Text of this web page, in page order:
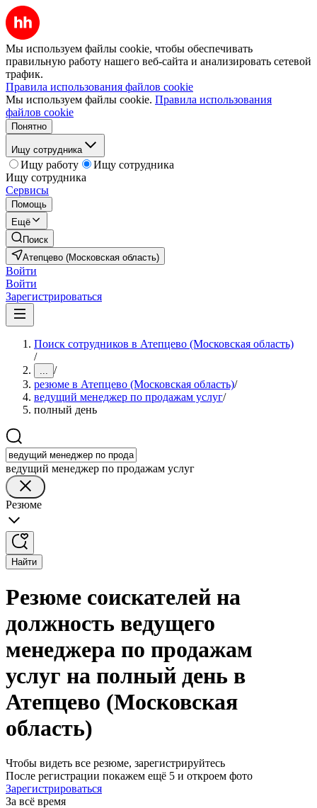
Мы используем файлы cookie, чтобы обеспечивать
правильную работу нашего веб-сайта и анализировать сетевой
трафик.
Правила использования файлов cookie
Мы используем файлы cookie. Правила использования
файлов cookie
Понятно
Ищу сотрудника
Ищу работу
Ищу сотрудника
Ищу сотрудника
Сервисы
Помощь
Ещё
Поиск
Атепцево (Московская область)
Войти
Войти
Зарегистрироваться
Поиск сотрудников в Атепцево (Московская область)
/
... /
резюме в Атепцево (Московская область)/
ведущий менеджер по продажам услуг/
полный день
ведущий менеджер по продажам услуг
Резюме
Найти
Резюме соискателей на
должность ведущего
менеджера по продажам
услуг на полный день в
Атепцево (Московская
область)
Чтобы видеть все резюме, зарегистрируйтесь
После регистрации покажем ещё 5 и откроем фото
Зарегистрироваться
За всё время